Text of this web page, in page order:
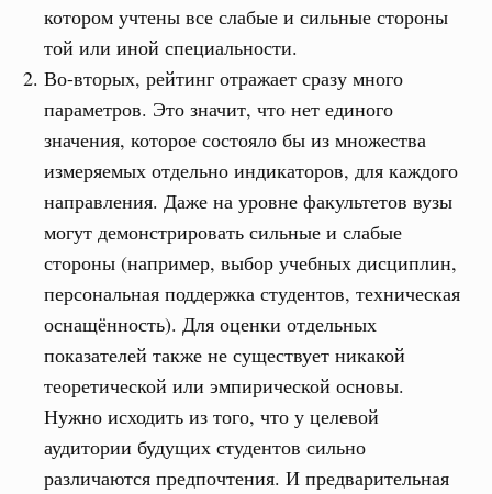
котором учтены все слабые и сильные стороны
той или иной специальности.
Во-вторых, рейтинг отражает сразу много
параметров. Это значит, что нет единого
значения, которое состояло бы из множества
измеряемых отдельно индикаторов, для каждого
направления. Даже на уровне факультетов вузы
могут демонстрировать сильные и слабые
стороны (например, выбор учебных дисциплин,
персональная поддержка студентов, техническая
оснащённость). Для оценки отдельных
показателей также не существует никакой
теоретической или эмпирической основы.
Нужно исходить из того, что у целевой
аудитории будущих студентов сильно
различаются предпочтения. И предварительная